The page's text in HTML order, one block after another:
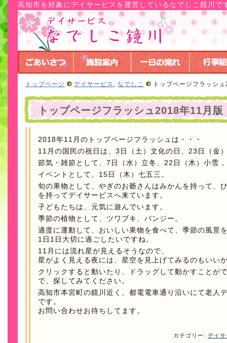
高知市を対象にデイサービスを運営しているなでしこ鏡川で
トップページ デイサービス , なでしこ トップページフラッシ
トップページフラッシュ2018年11月版
2018年11月のトップページフラッシュは・・・
11月の国民の祝日は、3日（土）文化の日、23日（金
節気・雑節として、7日（水）立冬、22日（木）小雪
イベントとして、15日（木）七五三。
旬の果物として、やぎのお爺さんはみかんを持って、
を持ってデイサービスへ来ています。
子どもたちは、元気に遊んでいます。
季節の植物として、ツワブキ、パンジー。
適度に運動して、おいしい果物を食べて、季節の風景
1日1日大切に過ごしたいですね。
11月には流れ星が見えるそうなので、
星がよく見える夜には、星空を見上げてみるのもいい
クリックすると動いたり、ドラッグして動かすことが
で、探してみてください。
高知市本宮町の鏡川近く、都電電車通り沿いにて老人
です。
お問い合わせお待ちしてます。
カテゴリー: デイ